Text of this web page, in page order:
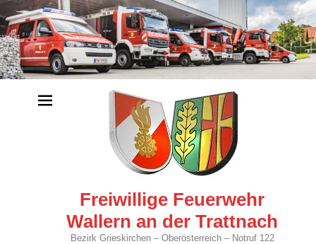
Freiwillige Feuerwehr
Wallern an der Trattnach
Bezirk Grieskirchen – Oberösterreich – Notruf 122